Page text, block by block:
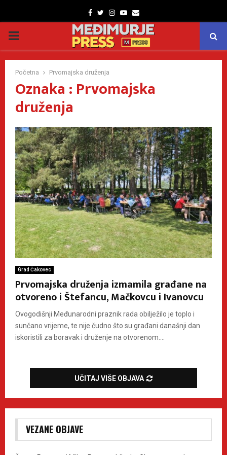
Facebook
TwitterInstagram
Youtube
Email
PRIMARY
MENU
Početna Prvomajska druženja
Oznaka : Prvomajska
druženja
Grad Čakovec
Prvomajska druženja izmamila građane na
otvoreno i Štefancu, Mačkovcu i Ivanovcu
Ovogodišnji Međunarodni praznik rada obilježilo je toplo i
sunčano vrijeme, te nije čudno što su građani današnji dan
iskoristili za boravak i druženje na otvorenom....
UČITAJ VIŠE OBJAVA
VEZANE OBJAVE